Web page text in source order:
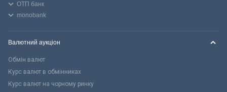
ОТП банк
monobank
Валютний аукціон
Обмін валют
Курс валют в обмінниках
Курс валют на чорному ринку